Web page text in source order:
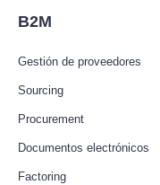
B2M
Gestión de proveedores
Sourcing
Procurement
Documentos electrónicos
Factoring